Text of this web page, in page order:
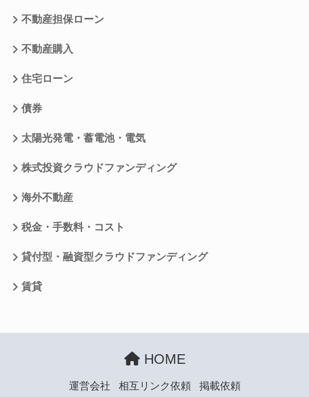
不動産担保ローン
不動産購入
住宅ローン
債券
太陽光発電・蓄電池・電気
株式投資クラウドファンディング
海外不動産
税金・手数料・コスト
貸付型・融資型クラウドファンディング
賃貸
HOME
運営会社 相互リンク依頼 掲載依頼